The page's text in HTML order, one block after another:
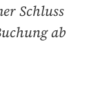
Schluss
ab